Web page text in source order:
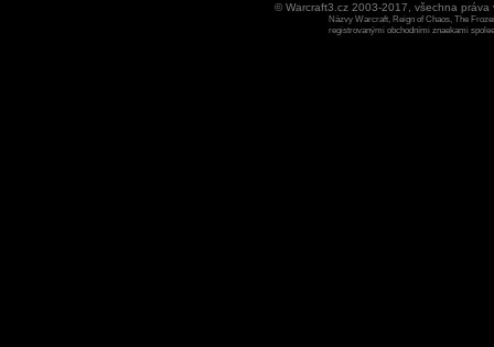
© Warcraft3.cz 2003-2017, všechna
Názvy Warcraft, Reign of Chaos, The
registrovanými obchodními znaekami